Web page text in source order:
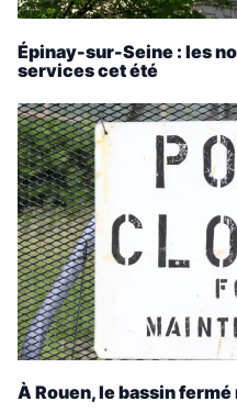
Épinay-sur-Seine : les
services cet été
À Rouen, le bassin